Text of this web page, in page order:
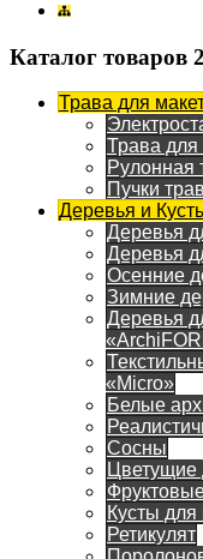
Каталог товаров
Трава для
Трава для
Рулонная
Пучки
Деревья и
Деревья
Деревья
Осенние
Зимние
Деревья
«Micro»
Белые
Сосны
Цветущие
Кусты для
Ретикулят